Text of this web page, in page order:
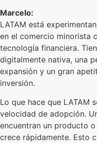
Marcelo:
LATAM está
en el comercio minorista
tecnología financiera.
digitalmente nativa, una
expansión y un gran
inversión.
Lo que hace que LATAM
velocidad de adopción.
encuentran un producto
crece rápidamente. Esto